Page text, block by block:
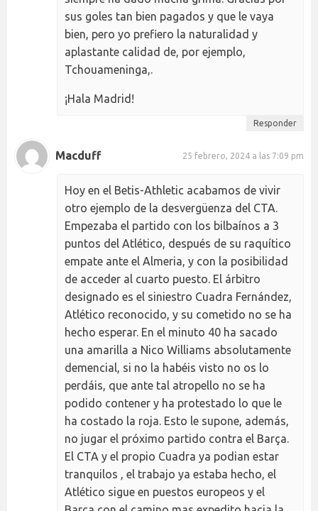
sus goles tan bien pagados y que le vaya
bien, pero yo prefiero la naturalidad y
aplastante calidad de, por ejemplo,
Tchouameninga,.
¡Hala Madrid!
Responder
Macduff 25 febrero, 2024 a las 7:09 pm
Hoy en el Betis-Athletic acabamos de vivir
otro ejemplo de la desvergüenza del CTA.
Empezaba el partido con los bilbaínos a 3
puntos del Atlético, después de su raquítico
empate ante el Almeria, y con la posibilidad
de acceder al cuarto puesto. El árbitro
designado es el siniestro Cuadra Fernández,
Atlético reconocido, y su cometido no se ha
hecho esperar. En el minuto 40 ha sacado
una amarilla a Nico Williams absolutamente
demencial, si no la habéis visto no os lo
perdáis, que ante tal atropello no se ha
podido contener y ha protestado lo que le
ha costado la roja. Esto le supone, además,
no jugar el próximo partido contra el Barça.
El CTA y el propio Cuadra ya podian estar
tranquilos , el trabajo ya estaba hecho, el
Atlético sigue en puestos europeos y el